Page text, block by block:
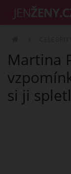
Martina
si ji